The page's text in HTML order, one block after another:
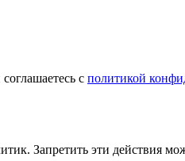
с политикой
Запретить эти действия